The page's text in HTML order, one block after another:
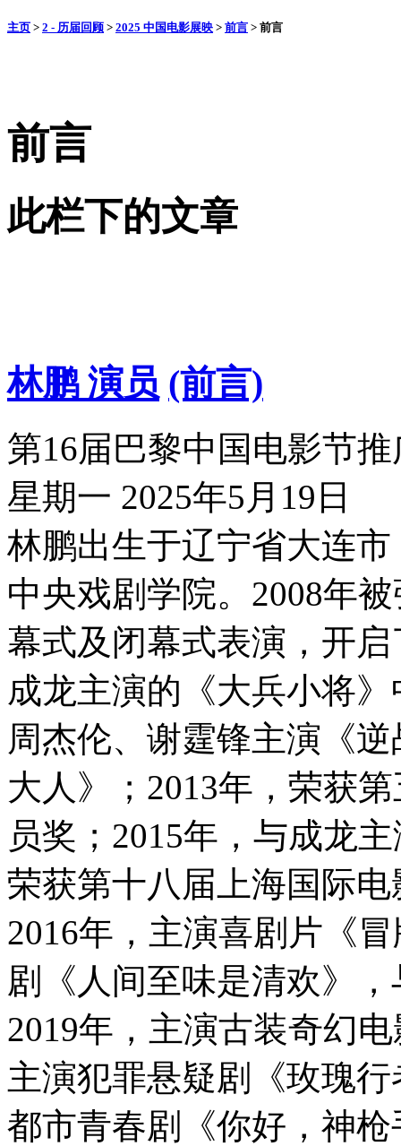
主页 > 2 - 历届回顾 > 2025 中国电影展映 > 前言 > 前言
前言
此栏下的文章
林鹏 演员 (前言)
第16届巴黎中国电影节
星期一 2025年5月19日
林鹏出生于辽宁省大连
中央戏剧学院。2008年
幕式及闭幕式表演，开
成龙主演的《大兵小将
周杰伦、谢霆锋主演《
大人》；2013年，荣获
员奖；2015年，与成龙
荣获第十八届上海国际
2016年，主演喜剧片《
剧《人间至味是清欢》
2019年，主演古装奇幻
主演犯罪悬疑剧《玫瑰
都市青春剧《你好，神